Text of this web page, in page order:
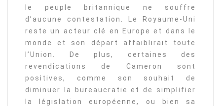
le peuple britannique ne souffre
d’aucune contestation. Le Royaume-Uni
reste un acteur clé en Europe et dans le
monde et son départ affaiblirait toute
l’Union. De plus, certaines des
revendications de Cameron sont
positives, comme son souhait de
diminuer la bureaucratie et de simplifier
la législation européenne, ou bien sa